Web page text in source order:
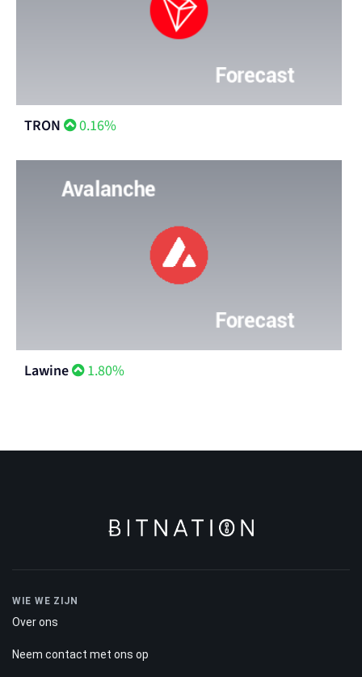
TRON 0.16%
Lawine 1.80%
WIE WE ZIJN
Over ons
Neem contact met ons op